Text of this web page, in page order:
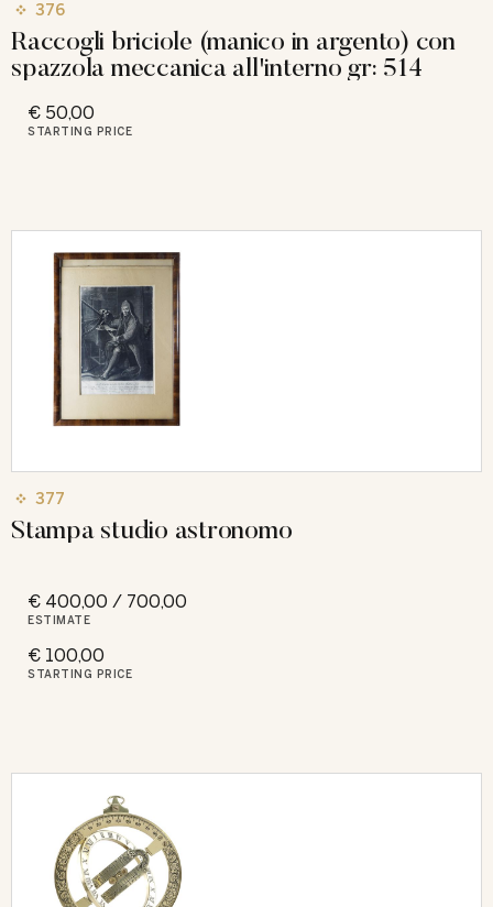
376
Raccogli briciole (manico in argento) con
spazzola meccanica all'interno gr: 514
€ 50,00
STARTING PRICE
377
Stampa studio astronomo
€ 400,00 / 700,00
ESTIMATE
€ 100,00
STARTING PRICE